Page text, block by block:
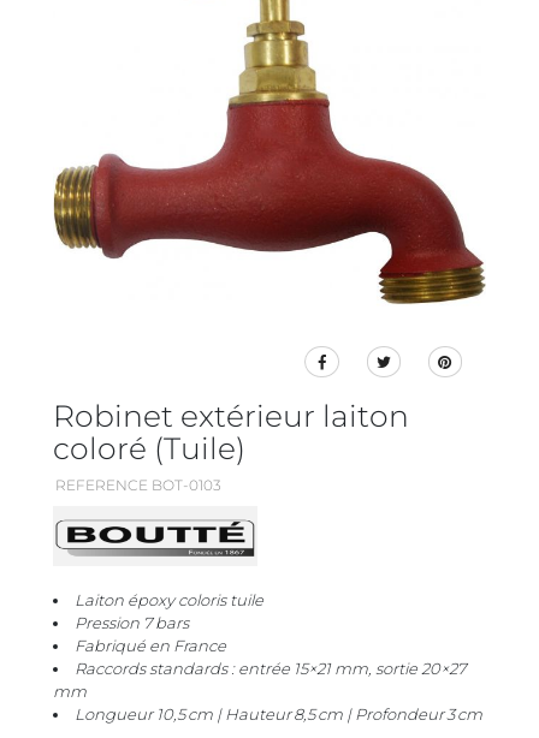
Robinet extérieur laiton
coloré (Tuile)
REFERENCE BOT-0103
Laiton époxy coloris tuile
Pression 7 bars
Fabriqué en France
Raccords standards : entrée 15×21 mm, sortie 20×27
mm
Longueur 10,5 cm | Hauteur 8,5 cm | Profondeur 3 cm